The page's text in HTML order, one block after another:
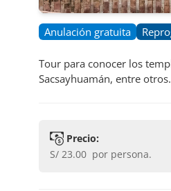
Anulación gratuita
Tour para conocer los
Sacsayhuamán, entre otros.
Precio:
S/ 23.00 por persona.